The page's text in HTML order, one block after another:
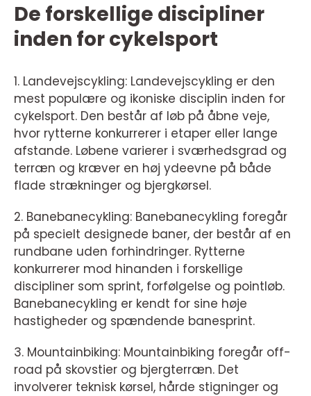
De forskellige discipliner
inden for cykelsport
1. Landevejscykling: Landevejscykling er den
mest populære og ikoniske disciplin inden for
cykelsport. Den består af løb på åbne veje,
hvor rytterne konkurrerer i etaper eller lange
afstande. Løbene varierer i sværhedsgrad og
terræn og kræver en høj ydeevne på både
flade strækninger og bjergkørsel.
2. Banebanecykling: Banebanecykling foregår
på specielt designede baner, der består af en
rundbane uden forhindringer. Rytterne
konkurrerer mod hinanden i forskellige
discipliner som sprint, forfølgelse og pointløb.
Banebanecykling er kendt for sine høje
hastigheder og spændende banesprint.
3. Mountainbiking: Mountainbiking foregår off-
road på skovstier og bjergterræn. Det
involverer teknisk kørsel, hårde stigninger og